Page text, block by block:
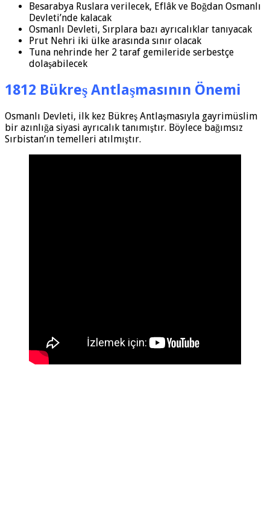
Besarabya Ruslara verilecek, Eflâk ve Boğdan Osmanlı
Devleti’nde kalacak
Osmanlı Devleti, Sırplara bazı ayrıcalıklar tanıya­cak
Prut Nehri iki ülke arasında sınır olacak
Tuna nehrinde her 2 taraf gemileride serbestçe
dolaşabilecek
1812 Bükreş Antlaşmasının Önemi
Osmanlı Devleti, ilk kez Bükreş Antlaşmasıyla gayri­müslim
bir azınlığa siyasi ayrıcalık tanımıştır. Böylece bağımsız
Sırbistan’ın temelleri atılmıştır.